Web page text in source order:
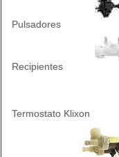
Pulsadores
Recipientes
Termostato Klixon